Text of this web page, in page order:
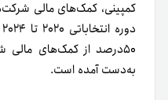
کمپینی، کمک‌های مالی
۵۰درصد از کمک‌های
به‌دست آمده است.